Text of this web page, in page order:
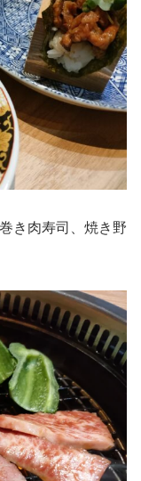
き肉寿司、焼き野